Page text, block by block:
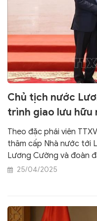
Chủ tịch nước
trình giao lưu hữu
Theo đặc phái viên
thăm cấp Nhà nước tới
Lương Cường và đoàn
dự chương trình Giao
tiếp trên Đài Truyền hình
25/04/2025